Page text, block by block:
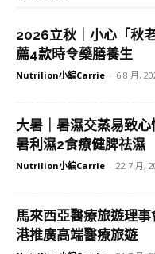
2026立秋｜小心「秋
薦4款時令藥膳養生
Nutrilion小編Carrie - 6 8 月,
大暑｜暑濕交蒸易致
暑利濕2食療健脾祛濕
Nutrilion小編Carrie - 22 7 月,
馬來西亞醫療旅遊理
港推廣高端醫療旅遊